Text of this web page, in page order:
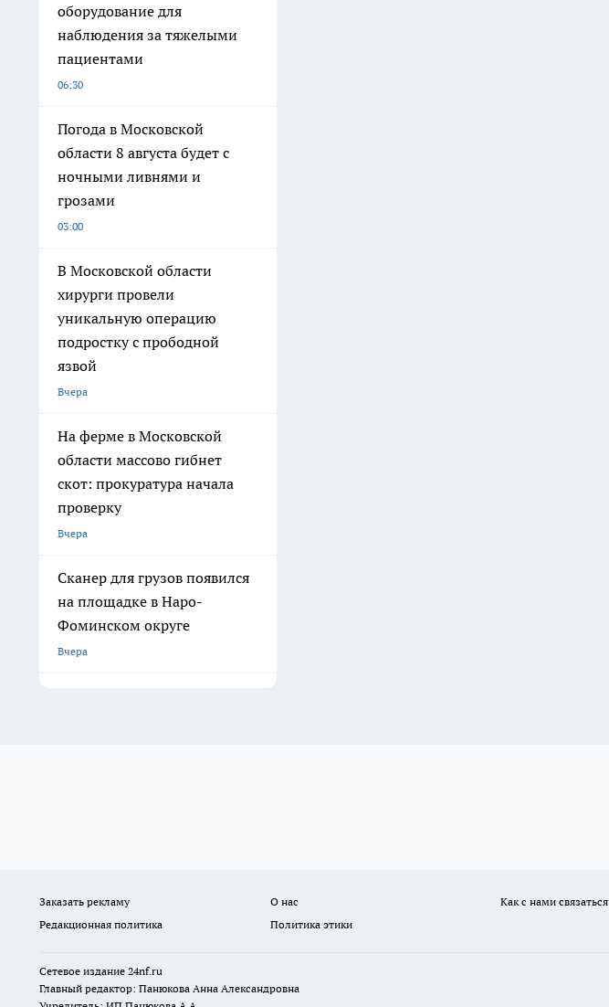
оборудование для
наблюдения за тяжелыми
пациентами
06:30
Погода в Московской
области 8 августа будет с
ночными ливнями и
грозами
03:00
В Московской области
хирурги провели
уникальную операцию
подростку с прободной
язвой
Вчера
На ферме в Московской
области массово гибнет
скот: прокуратура начала
проверку
Вчера
Сканер для грузов появился
на площадке в Наро-
Фоминском округе
Вчера
Заказать рекламу О нас
Как с нами связаться
Редакционная политика
Политика этики
Сетевое издание 24nf.ru
Главный редактор: Панюкова Анна Александровна